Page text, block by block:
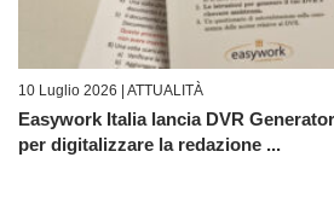
10 Luglio 2026 | ATTUALITÀ
Easywork Italia lancia DVR
per digitalizzare la redazione ...